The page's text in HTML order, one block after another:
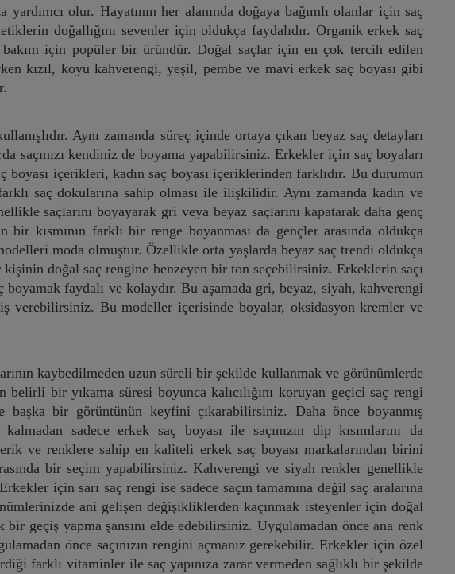
yardımcı olur. Hayatının her alanında doğaya bağımlı olanlar için saç
doğallığını sevenler için oldukça faydalıdır. Organik erkek saç
için popüler bir üründür. Doğal saçlar için en çok tercih edilen
kızıl, koyu kahverengi, yeşil, pembe ve mavi erkek saç boyası gibi
Aynı zamanda süreç içinde ortaya çıkan beyaz saç detayları
saçınızı kendiniz de boyama yapabilirsiniz. Erkekler için saç boyaları
içerikleri, kadın saç boyası içeriklerinden farklıdır. Bu durumun
saç dokularına sahip olması ile ilişkilidir. Aynı zamanda kadın ve
saçlarını boyayarak gri veya beyaz saçlarını kapatarak daha genç
kısmının farklı bir renge boyanması da gençler arasında oldukça
moda olmuştur. Özellikle orta yaşlarda beyaz saç trendi oldukça
doğal saç rengine benzeyen bir ton seçebilirsiniz. Erkeklerin saçı
faydalı ve kolaydır. Bu aşamada gri, beyaz, siyah, kahverengi
verebilirsiniz. Bu modeller içerisinde boyalar, oksidasyon kremler ve
kaybedilmeden uzun süreli bir şekilde kullanmak ve görünümlerde
bir yıkama süresi boyunca kalıcılığını koruyan geçici saç rengi
bir görüntünün keyfini çıkarabilirsiniz. Daha önce boyanmış
sadece erkek saç boyası ile saçınızın dip kısımlarını da
ve renklere sahip en kaliteli erkek saç boyası markalarından birini
bir seçim yapabilirsiniz. Kahverengi ve siyah renkler genellikle
için sarı saç rengi ise sadece saçın tamamına değil saç aralarına
ani gelişen değişikliklerden kaçınmak isteyenler için doğal
bir geçiş yapma şansını elde edebilirsiniz. Uygulamadan önce ana renk
önce saçınızın rengini açmanız gerekebilir. Erkekler için özel
farklı vitaminler ile saç yapınıza zarar vermeden sağlıklı bir şekilde